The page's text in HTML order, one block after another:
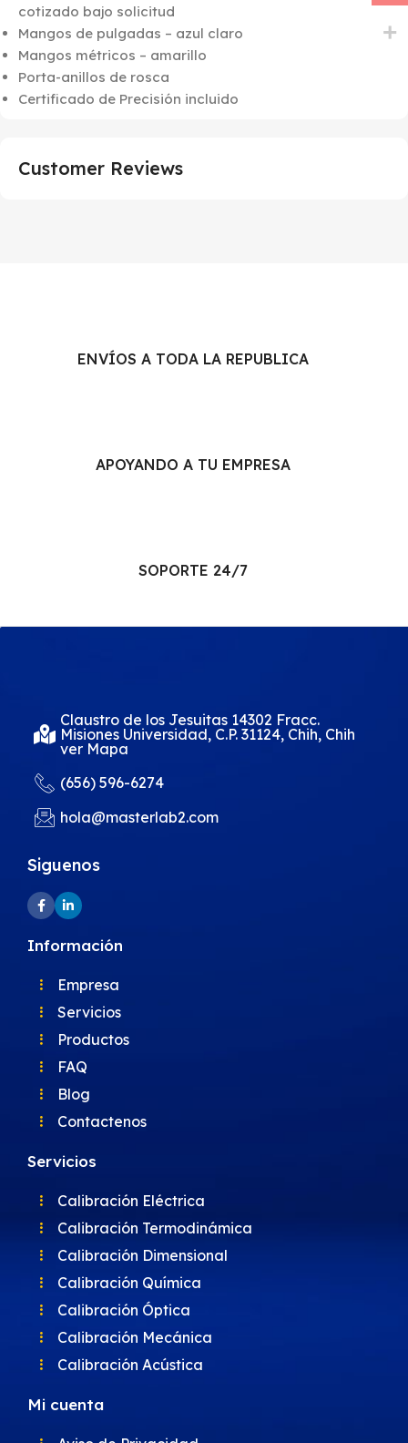
cotizado bajo solicitud
Mangos de pulgadas – azul claro
Mangos métricos – amarillo
Porta-anillos de rosca
Certificado de Precisión incluido
Customer Reviews
ENVÍOS A TODA LA REPUBLICA
APOYANDO A TU EMPRESA
SOPORTE 24/7
Claustro de los Jesuitas 14302 Fracc.
Misiones Universidad, C.P. 31124, Chih, Chih
ver Mapa
(656) 596-6274
hola@masterlab2.com
Siguenos
Información
Empresa
Servicios
Productos
FAQ
Blog
Contactenos
Servicios
Calibración Eléctrica
Calibración Termodinámica
Calibración Dimensional
Calibración Química
Calibración Óptica
Calibración Mecánica
Calibración Acústica
Mi cuenta